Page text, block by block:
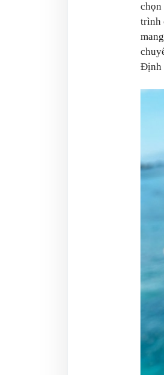
chọn
trình
Định